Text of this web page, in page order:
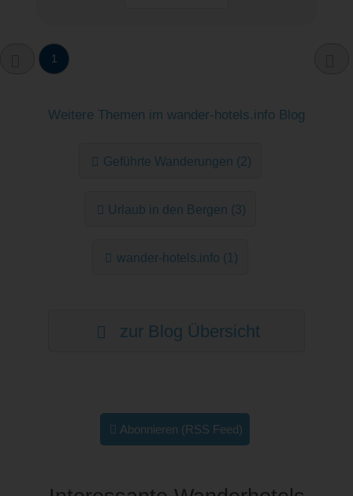
1
Weitere Themen im wander-hotels.info Blog
Geführte Wanderungen (2)
Urlaub in den Bergen (3)
wander-hotels.info (1)
zur Blog Übersicht
Abonnieren (RSS Feed)